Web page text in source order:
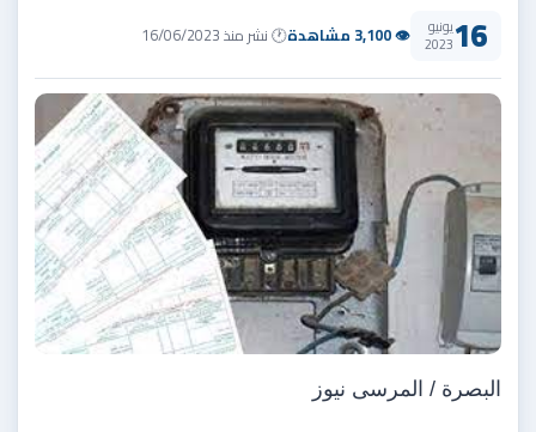
16يونيو
2023 👁 3,100 مشاهدة 🕐 نشر منذ 16/06/2023
البصرة / المرسى نيوز